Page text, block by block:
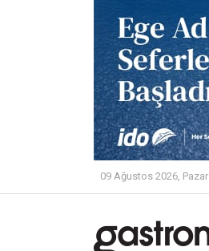
09 Ağustos 2026, Pazar